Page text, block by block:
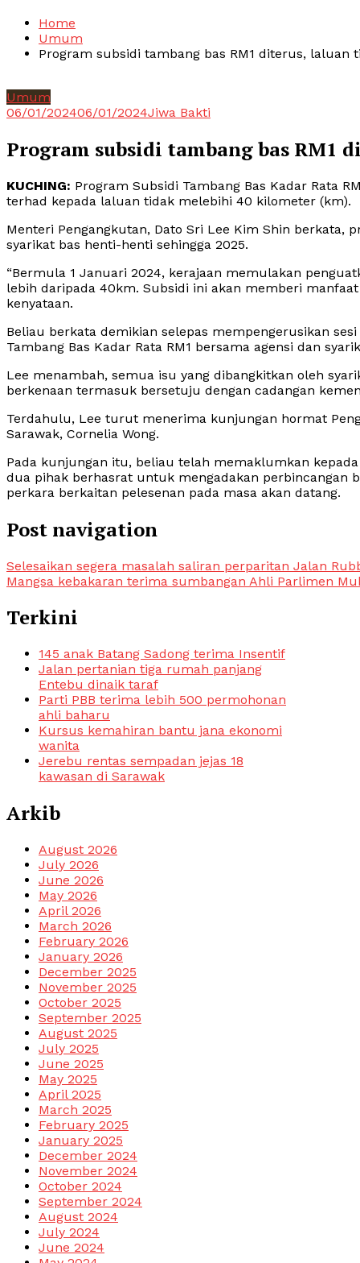
Home
Umum
Program subsidi tambang bas RM1 diterus, laluan
Umum
06/01/202406/01/2024Jiwa Bakti
Program subsidi tambang bas RM1
KUCHING: Program Subsidi Tambang Bas Kadar Rata
terhad kepada laluan tidak melebihi 40 kilometer (km).
Menteri Pengangkutan, Dato Sri Lee Kim Shin berkata,
syarikat bas henti-henti sehingga 2025.
“Bermula 1 Januari 2024, kerajaan memulakan
lebih daripada 40km. Subsidi ini akan memberi
kenyataan.
Beliau berkata demikian selepas mempengerusikan
Tambang Bas Kadar Rata RM1 bersama agensi dan
Lee menambah, semua isu yang dibangkitkan oleh
berkenaan termasuk bersetuju dengan cadangan
Terdahulu, Lee turut menerima kunjungan hormat
Sarawak, Cornelia Wong.
Pada kunjungan itu, beliau telah memaklumkan
dua pihak berhasrat untuk mengadakan perbincangan
perkara berkaitan pelesenan pada masa akan datang.
Post navigation
Selesaikan segera masalah saliran perparitan Jalan
Mangsa kebakaran terima sumbangan Ahli Parlimen
Terkini
145 anak Batang Sadong terima Insentif
Jalan pertanian tiga rumah panjang
Entebu dinaik taraf
Parti PBB terima lebih 500 permohonan
ahli baharu
Kursus kemahiran bantu jana ekonomi
wanita
Jerebu rentas sempadan jejas 18
kawasan di Sarawak
Arkib
August 2026
July 2026
June 2026
May 2026
April 2026
March 2026
February 2026
January 2026
December 2025
November 2025
October 2025
September 2025
August 2025
July 2025
June 2025
May 2025
April 2025
March 2025
February 2025
January 2025
December 2024
November 2024
October 2024
September 2024
August 2024
July 2024
June 2024